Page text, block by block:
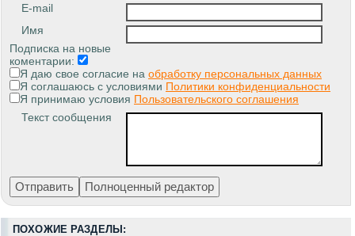
E-mail
Имя
Подписка на новые
коментарии:
Я даю свое согласие на обработку персональных данных
Я соглашаюсь с условиями Политики конфиденциальности
Я принимаю условия Пользовательского соглашения
Текст сообщения
ПОХОЖИЕ РАЗДЕЛЫ: